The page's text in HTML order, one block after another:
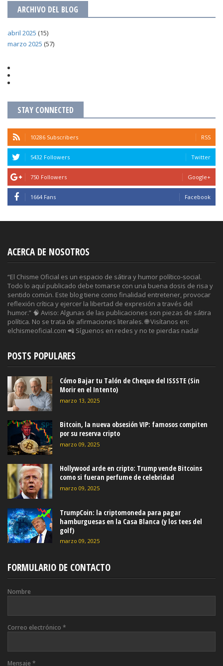
ARCHIVO DEL BLOG
abril 2025 (15)
marzo 2025 (57)
STAY CONNECTED
10286 Subscribers RSS
5432 Followers Twitter
750 Followers Google+
1664 Fans Facebook
ACERCA DE NOSOTROS
“El Chisme Oficial es un espacio de sátira y humor político-social.
Todo lo aquí publicado debe tomarse con una buena dosis de risa y
sentido común. Este blog tiene como finalidad entretener, provocar
reflexión crítica y ejercer la libertad de expresión a través del
humor.” 🧠 Aviso: Algunas de las publicaciones son piezas de sátira
política. No se trata de afirmaciones literales. 🌐 Visítanos en:
elchismeoficial.com 📲 Síguenos en redes y no te pierdas nada!
POSTS POPULARES
Cómo Bajar tu Talón de Cheque del ISSSTE (Sin
Morir en el Intento)
marzo 13, 2025
Bitcoin, la nueva obsesión VIP: famosos compiten
por su reserva cripto
marzo 09, 2025
Hollywood arde en cripto: Trump vende Bitcoins
como si fueran perfume de celebridad
marzo 09, 2025
TrumpCoin: la criptomoneda para pagar
hamburguesas en la Casa Blanca (y los tees del
golf)
marzo 09, 2025
FORMULARIO DE CONTACTO
Nombre
Correo electrónico *
Mensaje *